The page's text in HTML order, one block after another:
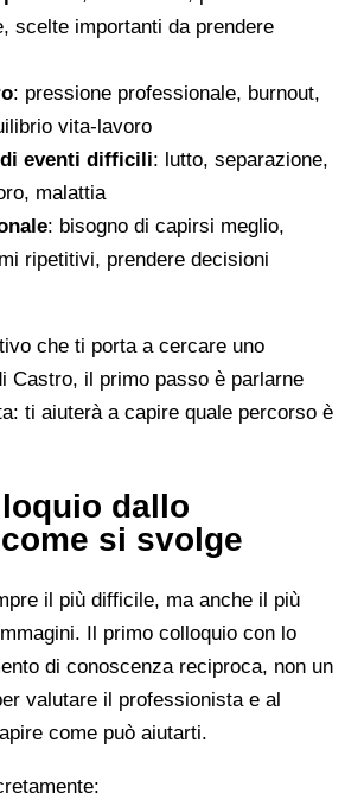
scelte importanti da prendere
: pressione professionale, burnout,
vita-lavoro
eventi difficili: lutto, separazione,
malattia
: bisogno di capirsi meglio,
ripetitivi, prendere decisioni
che ti porta a cercare uno
Castro, il primo passo è parlarne
ti aiuterà a capire quale percorso è
dallo
si svolge
il più difficile, ma anche il più
Il primo colloquio con lo
di conoscenza reciproca, non un
valutare il professionista e al
come può aiutarti.